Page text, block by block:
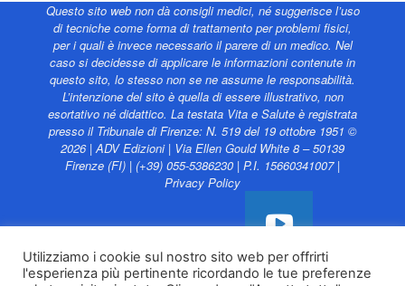
Questo sito web non dà consigli medici, né suggerisce l’uso
di tecniche come forma di trattamento per problemi fisici,
per i quali è invece necessario il parere di un medico. Nel
caso si decidesse di applicare le informazioni contenute in
questo sito, lo stesso non se ne assume le responsabilità.
L’intenzione del sito è quella di essere illustrativo, non
esortativo né didattico. La testata Vita e Salute è registrata
presso il Tribunale di Firenze: N. 519 del 19 ottobre 1951 ©
2026 | ADV Edizioni | Via Ellen Gould White 8 – 50139
Firenze (FI) | (+39) 055-5386230 | P.I. 15660341007 |
Privacy Policy
Utilizziamo i cookie sul nostro sito web per offrirti
l'esperienza più pertinente ricordando le tue preferenze